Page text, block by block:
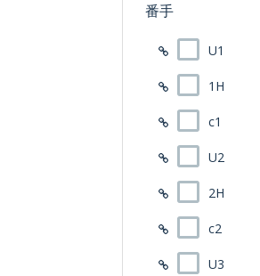
番手
U1
1H
c1
U2
2H
c2
U3